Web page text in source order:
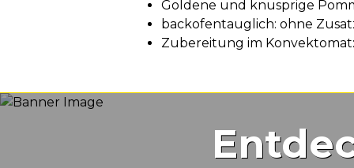
ProduktvorteileGoldene und knusprige
backofentauglich: ohne
Zubereitung im Konvektomat: